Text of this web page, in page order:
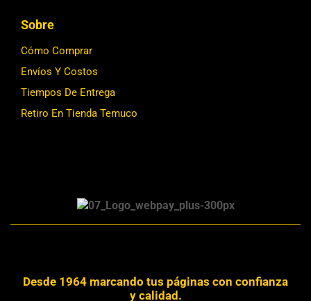
Sobre
Cómo Comprar
Envíos Y Costos
Tiempos De Entrega
Retiro En Tienda Temuco
Desde 1964 marcando tus páginas con confianza
y calidad.